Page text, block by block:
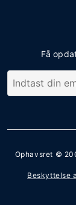
Få
Ophavsret ©
Beskyttelse